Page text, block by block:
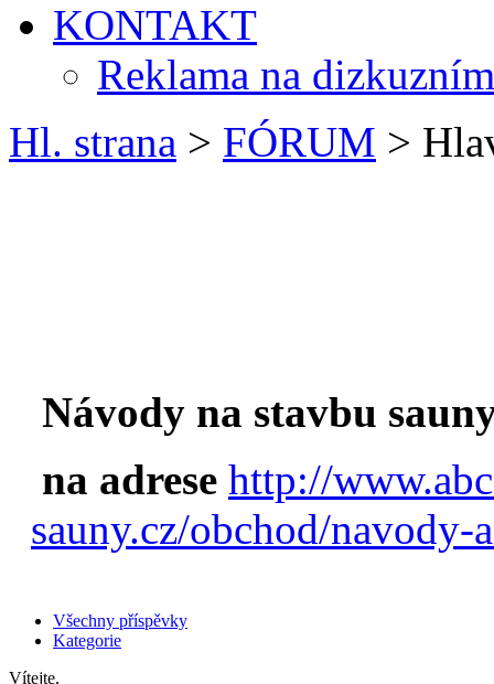
KONTAKT
Reklama na
Hl. strana > FÓRUM >
Návody na stavbu
na adrese http://
sauny.cz/obchod/
Všechny příspěvky
Kategorie
Vítejte,